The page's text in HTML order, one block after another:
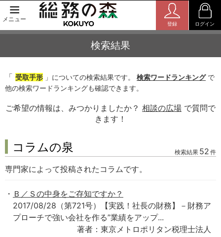
メニュー
登録 ログイン
検索結果
「 受取手形 」についての検索結果です。 検索ワードランキングで
他の検索ワードランキングも確認できます。
ご希望の情報は、みつかりましたか？ 相談の広場 で質問で
きます！
コラムの泉 検索結果 52 件
専門家によって投稿されたコラムです。
Ｂ／Ｓの中身をご存知ですか？
2017/08/28（第721号）【実践！社長の財務】－財務ア
プローチで強い会社を作る”業績をアップ...
著者：東京メトロポリタン税理士法人